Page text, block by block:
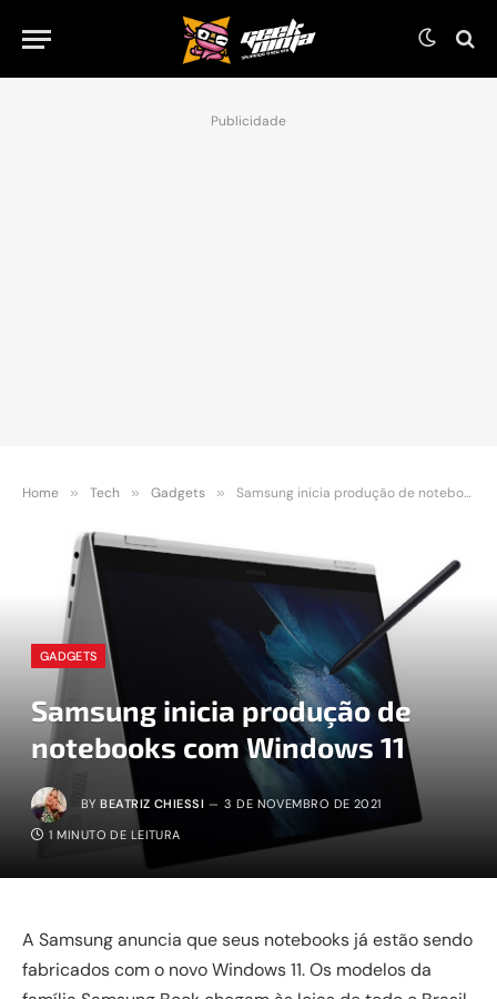
Publicidade
Home » Tech » Gadgets » Samsung inicia produção de notebooks com Windows 11
GADGETS
Samsung inicia produção de
notebooks com Windows 11
BY BEATRIZ CHIESSI 3 DE NOVEMBRO DE 2021
1 MINUTO DE LEITURA
A Samsung anuncia que seus notebooks já estão sendo
fabricados com o novo Windows 11. Os modelos da